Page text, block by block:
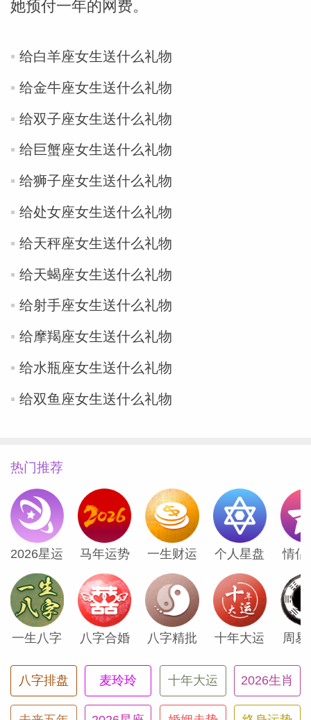
miller
她预付一年的网费。
给白羊座女生送什么礼物
给金牛座女生送什么礼物
给双子座女生送什么礼物
给巨蟹座女生送什么礼物
给狮子座女生送什么礼物
给处女座女生送什么礼物
给天秤座女生送什么礼物
给天蝎座女生送什么礼物
给射手座女生送什么礼物
给摩羯座女生送什么礼物
给水瓶座女生送什么礼物
给双鱼座女生送什么礼物
热门推荐
2026星运 马年运势 一生财运 个人星盘 情侣
一生八字 八字合婚 八字精批 十年大运 周易
八字排盘 麦玲玲 十年大运 2026生肖